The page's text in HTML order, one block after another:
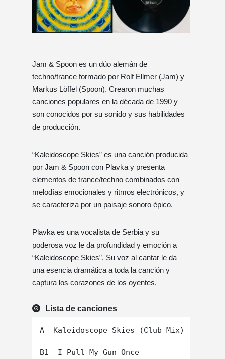
Jam & Spoon es un dúo alemán de
techno/trance formado por Rolf Ellmer (Jam) y
Markus Löffel (Spoon). Crearon muchas
canciones populares en la década de 1990 y
son conocidos por su sonido y sus habilidades
de producción.
“Kaleidoscope Skies” es una canción producida
por Jam & Spoon con Plavka y presenta
elementos de trance/techno combinados con
melodías emocionales y ritmos electrónicos, y
se caracteriza por un paisaje sonoro épico.
Plavka es una vocalista de Serbia y su
poderosa voz le da profundidad y emoción a
“Kaleidoscope Skies”. Su voz al cantar le da
una esencia dramática a toda la canción y
captura los corazones de los oyentes.
Lista de canciones
A  Kaleidoscope Skies (Club Mix)
B1  I Pull My Gun Once